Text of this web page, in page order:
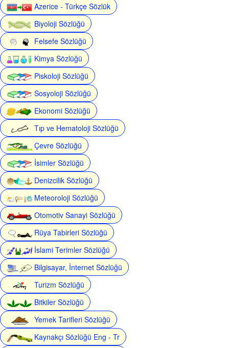
Azerice - Türkçe Sözlük
Biyoloji Sözlüğü
Felsefe Sözlüğü
Kimya Sözlüğü
Piskoloji Sözlüğü
Sosyoloji Sözlüğü
Ekonomi Sözlüğü
Tıp ve Hematoloji Sözlüğü
Çevre Sözlüğü
İsimler Sözlüğü
Denizcilik Sözlüğü
Meteoroloji Sözlüğü
Otomotiv Sanayi Sözlüğü
Rüya Tabirleri Sözlüğü
İslami Terimler Sözlüğü
Bilgisayar, İnternet Sözlüğü
Turizm Sözlüğü
Bitkiler Sözlüğü
Yemek Tarifleri Sözlüğü
Kaynakçı Sözlüğü Eng - Tr